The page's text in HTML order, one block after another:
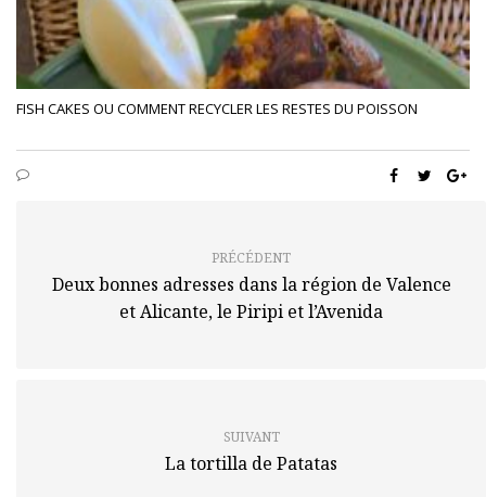
FISH CAKES OU COMMENT RECYCLER LES RESTES DU POISSON
PRÉCÉDENT
Deux bonnes adresses dans la région de Valence
et Alicante, le Piripi et l’Avenida
SUIVANT
La tortilla de Patatas